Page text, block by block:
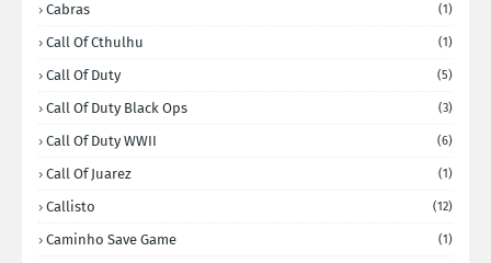
Cabras (1)
Call Of Cthulhu (1)
Call Of Duty (5)
Call Of Duty Black Ops (3)
Call Of Duty WWII (6)
Call Of Juarez (1)
Callisto (12)
Caminho Save Game (1)